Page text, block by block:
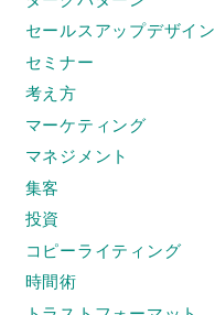
セールスアップデザイン
セミナー
考え方
マーケティング
マネジメント
集客
投資
コピーライティング
時間術